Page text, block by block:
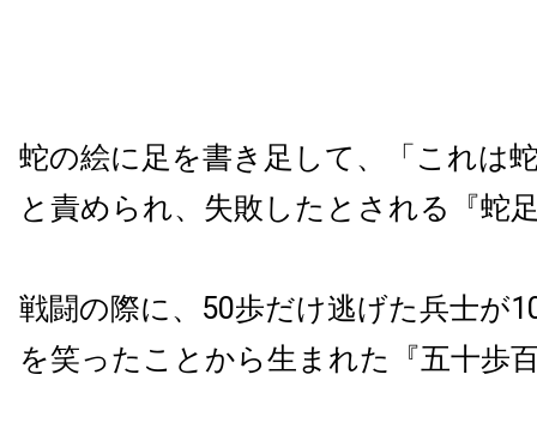
蛇の絵に足を書き足して、「これは
と責められ、失敗したとされる『蛇
戦闘の際に、50歩だけ逃げた兵士が
を笑ったことから生まれた『五十歩